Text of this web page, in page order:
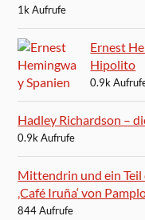
1k Aufrufe
Ernest
Hipolito
0.9k
Hadley Richardson –
0.9k Aufrufe
Mittendrin und ein Teil
‚Café Iruña‘ von
844 Aufrufe